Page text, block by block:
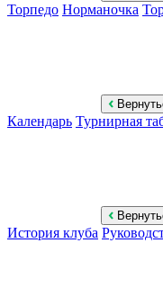
Торпедо Норманочка
Календарь Турнирная
История клуба